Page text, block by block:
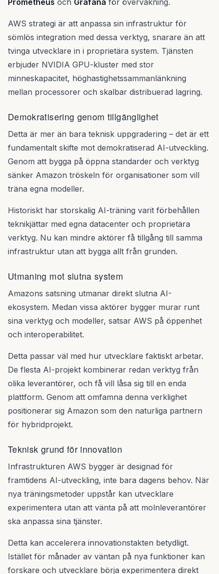
Prometheus och Grafana för övervakning.
AWS strategi är att anpassa sin infrastruktur för
sömlös integration med dessa verktyg, snarare än att
tvinga utvecklare in i proprietära system. Tjänsten
erbjuder NVIDIA GPU-kluster med stor
minneskapacitet, höghastighetssammanlänkning
mellan processorer och skalbar distribuerad lagring.
Demokratisering genom tillgänglighet
Detta är mer än bara teknisk uppgradering – det är ett
fundamentalt skifte mot demokratiserad AI-utveckling.
Genom att bygga på öppna standarder och verktyg
sänker Amazon tröskeln för organisationer som vill
träna egna modeller.
Historiskt har storskalig AI-träning varit förbehållen
teknikjättar med egna datacenter och proprietära
verktyg. Nu kan mindre aktörer få tillgång till samma
infrastruktur utan att bygga allt från grunden.
Utmaning mot slutna system
Amazons satsning utmanar direkt slutna AI-
ekosystem. Medan vissa aktörer bygger murar runt
sina verktyg och modeller, satsar AWS på öppenhet
och interoperabilitet.
Detta passar väl med hur utvecklare faktiskt arbetar.
De flesta AI-projekt kombinerar redan verktyg från
olika leverantörer, och få vill låsa sig till en enda
plattform. Genom att omfamna denna verklighet
positionerar sig Amazon som den naturliga partnern
för hybridprojekt.
Teknisk grund för innovation
Infrastrukturen AWS bygger är designad för
framtidens AI-utveckling, inte bara dagens behov. När
nya träningsmetoder uppstår kan utvecklare
experimentera utan att vänta på att molnleverantörer
ska anpassa sina tjänster.
Detta kan accelerera innovationstakten betydligt.
Istället för månader av väntan på nya funktioner kan
forskare och utvecklare börja experimentera direkt